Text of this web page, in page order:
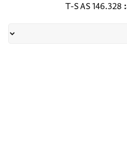
T-S AS 146.328